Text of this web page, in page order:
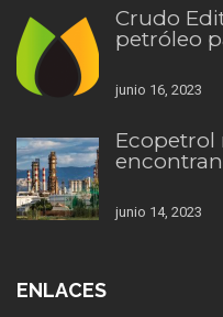
Crudo
petróleo
junio 16, 2023
Ecopetrol
junio 14, 2023
ENLACES